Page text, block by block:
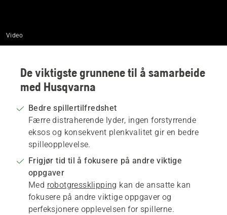
Video
De viktigste grunnene til å samarbeide
med Husqvarna
Bedre spillertilfredshet
Færre distraherende lyder, ingen forstyrrende
eksos og konsekvent plenkvalitet gir en bedre
spilleopplevelse.
Frigjør tid til å fokusere på andre viktige
oppgaver
Med robotgressklipping kan de ansatte kan
fokusere på andre viktige oppgaver og
perfeksjonere opplevelsen for spillerne.